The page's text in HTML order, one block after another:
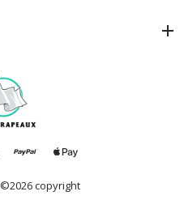
©2026 copyright